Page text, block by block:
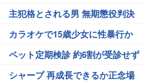
主犯格とされる男 無期懲役判決
カラオケで15歳少女に性暴行か
ペット定期検診 約6割が受診せず
シャープ 再成長できるか正念場